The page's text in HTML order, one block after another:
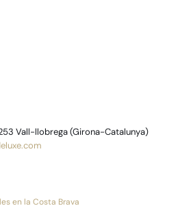
Vall-llobrega (Girona-Catalunya)
en la Costa Brava